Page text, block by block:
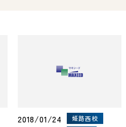
2018/01/24
姫路西校